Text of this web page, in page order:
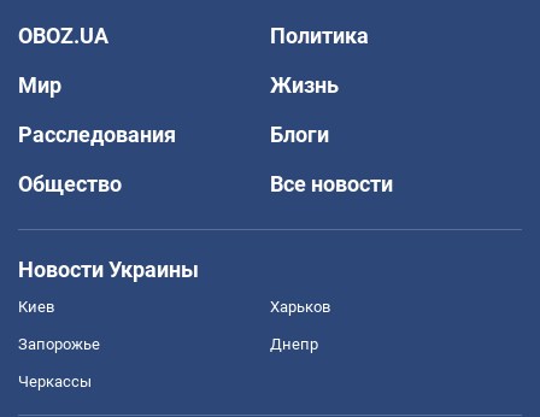
OBOZ.UA
Политика
Мир
Жизнь
Расследования
Блоги
Общество
Все новости
Новости Украины
Киев Харьков
Запорожье Днепр
Черкассы